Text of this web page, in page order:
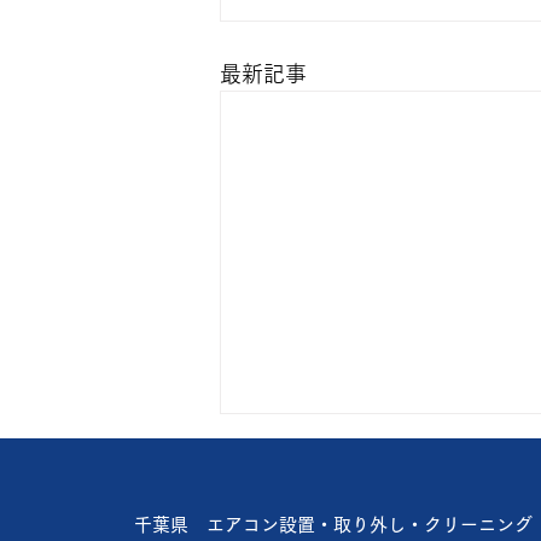
最新記事
楽ですが🥴 やっぱり暑い🥵 お盆
千葉県 エアコン設置・取り外し・クリーニング